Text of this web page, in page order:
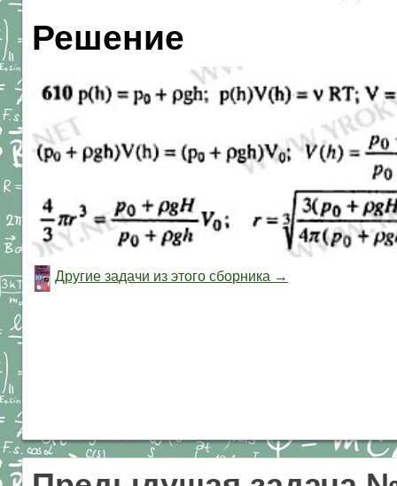
Решение
Другие задачи из этого сборника →